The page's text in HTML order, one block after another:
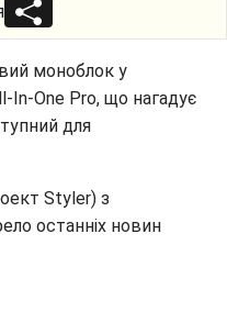
моноблок у
In-One Pro, що нагадує
для
Styler) з
останніх новин